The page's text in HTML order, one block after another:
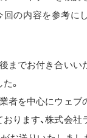
回の内容を参考に
までお付き合いい
。
者を中心にウェブ
ります、株式会社